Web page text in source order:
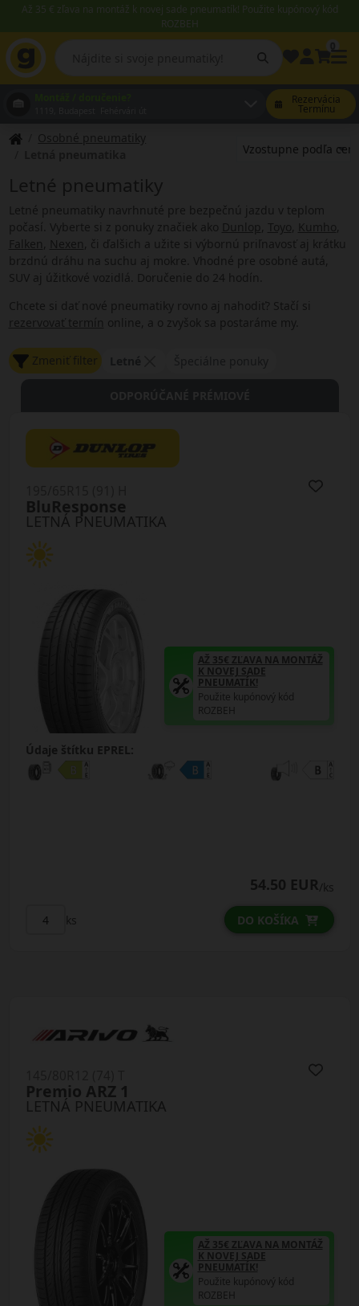
Až 35 € zľava na montáž k novej sade pneumatík! Použite kupónový kód
ROZBEH
Rezervácia
Termínu
Osobné pneumatiky
Letné pneumatiky
Letné pneumatiky navrhnuté pre bezpečnú jazdu v teplom
počasí. Vyberte si z ponuky značiek ako
Dunlop Toyo Kumho
Falken
Nexen , či ďalšich a užite si výbornú priľnavosť aj krátku
brzdnú dráhu na suchu aj mokre. Vhodné pre osobné autá,
SUV aj úžitkové vozidlá. Doručenie do 24 hodín.
Chcete si dať nové pneumatiky rovno aj nahodiť? Stačí si
rezervovať termín online, a o zvyšok sa postaráme my.
Zmeniť filter
LETNÁ PNEUMATIKA
BluResponse
AŽ 35€ ZĽAVA NA MONTÁŽ
K NOVEJ SADE
PNEUMATÍK!
Použite kupónový kód
ROZBEH
Údaje štítku EPREL:
54.50 EUR/ks
ks DO KOŠÍKA
LETNÁ PNEUMATIKA
Premio ARZ 1
AŽ 35€ ZĽAVA NA MONTÁŽ
K NOVEJ SADE
PNEUMATÍK!
Použite kupónový kód
ROZBEH